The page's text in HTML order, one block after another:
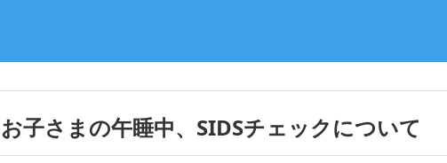
お子さまの午睡中、SIDSチェックについて